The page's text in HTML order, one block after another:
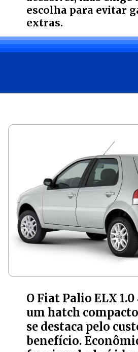
escolha para evitar
extras.
O Fiat Palio ELX
um hatch
se destaca pelo
benefício.